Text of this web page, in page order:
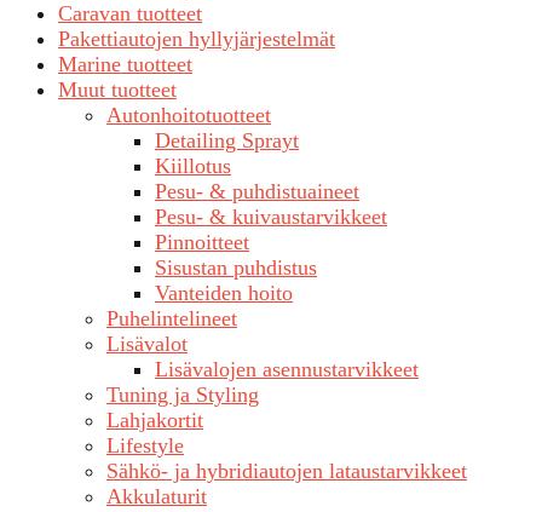
Caravan tuotteet
Pakettiautojen hyllyjärjestelmät
Marine tuotteet
Muut tuotteet
Autonhoitotuotteet
Detailing Sprayt
Kiillotus
Pesu- & puhdistuaineet
Pesu- & kuivaustarvikkeet
Pinnoitteet
Sisustan puhdistus
Vanteiden hoito
Puhelintelineet
Lisävalot
Lisävalojen asennustarvikkeet
Tuning ja Styling
Lahjakortit
Lifestyle
Sähkö- ja hybridiautojen lataustarvikkeet
Akkulaturit